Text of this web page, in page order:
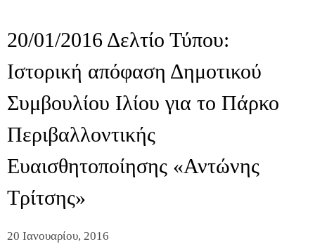
20/01/2016 Δελτίο Τύπου:
Ιστορική απόφαση Δημοτικού
Συμβουλίου Ιλίου για το Πάρκο
Περιβαλλοντικής
Ευαισθητοποίησης «Αντώνης
Τρίτσης»
20 Ιανουαρίου, 2016